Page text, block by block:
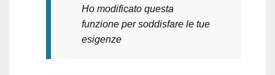
Ho modificato questa
funzione per soddisfare le tue
esigenze